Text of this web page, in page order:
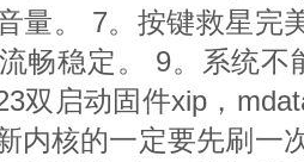
量。 7。按键救星完
畅稳定。 9。系统不
双启动固件xip，
内核的一定要先刷一